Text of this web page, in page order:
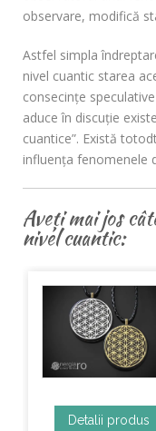
observare, modifică
Astfel simpla
nivel cuantic starea
consecinţe
aduce în discuţie
cuantice”. Există
influenţa fenomenele
Aveți mai jos
nivel cuantic:
Detalii produs